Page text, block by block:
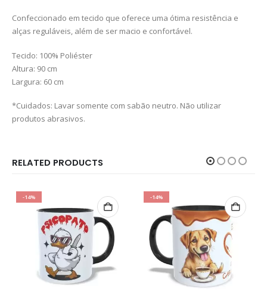
Confeccionado em tecido que oferece uma ótima resistência e
alças reguláveis, além de ser macio e confortável.
Tecido: 100% Poliéster
Altura: 90 cm
Largura: 60 cm
*Cuidados: Lavar somente com sabão neutro. Não utilizar
produtos abrasivos.
RELATED PRODUCTS
-14% -14%